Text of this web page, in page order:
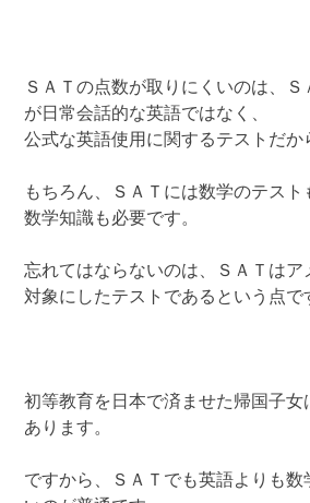
ＳＡＴの点数が取りにくいのは、
が日常会話的な英語ではなく、
公式な英語使用に関するテストだか
もちろん、ＳＡＴには数学のテス
数学知識も必要です。
忘れてはならないのは、ＳＡＴはア
対象にしたテストであるという点で
初等教育を日本で済ませた帰国子女
あります。
ですから、ＳＡＴでも英語よりも数